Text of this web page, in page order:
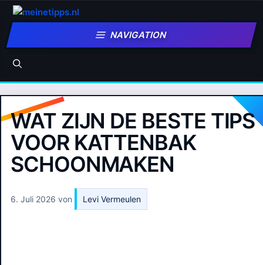
Zum
Inhalt
springen
NAVIGATION
WAT ZIJN DE BESTE TIPS
VOOR KATTENBAK
SCHOONMAKEN
6. Juli 2026 von Levi Vermeulen